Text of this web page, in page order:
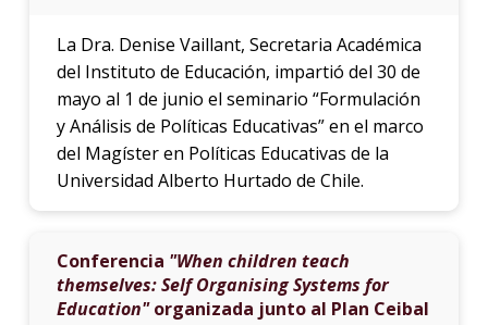
La Dra. Denise Vaillant, Secretaria Académica
del Instituto de Educación, impartió del 30 de
mayo al 1 de junio el seminario “Formulación
y Análisis de Políticas Educativas” en el marco
del Magíster en Políticas Educativas de la
Universidad Alberto Hurtado de Chile.
Conferencia "When children teach
themselves: Self Organising Systems for
Education"organizada junto al Plan Ceibal